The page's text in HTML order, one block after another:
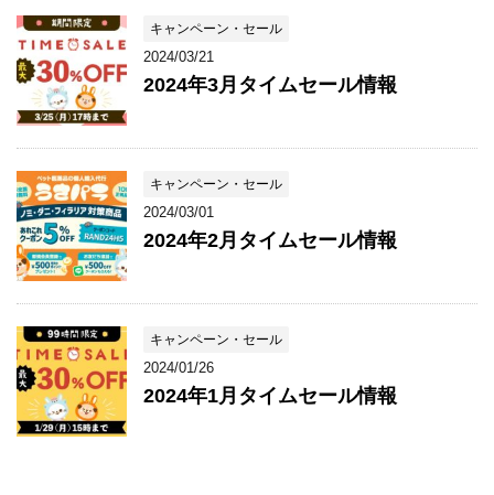
キャンペーン・セール
2024/03/21
2024年3月タイムセール情報
キャンペーン・セール
2024/03/01
2024年2月タイムセール情報
キャンペーン・セール
2024/01/26
2024年1月タイムセール情報